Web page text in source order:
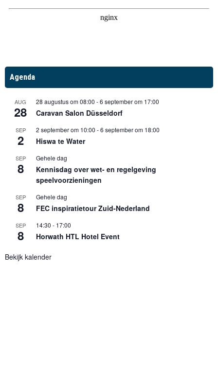
Agenda
AUG
28
28 augustus om 08:00 -6 september om 17:00
Caravan Salon Düsseldorf
SEP
2
2 september om 10:00 -6 september om 18:00
Hiswa te Water
SEP
8
Gehele dag
Kennisdag over wet- en regelgeving
speelvoorzieningen
SEP
8
Gehele dag
FEC inspiratietour Zuid-Nederland
SEP
8
14:30 - 17:00
Horwath HTL Hotel Event
Bekijk kalender